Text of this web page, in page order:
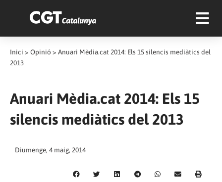
Inici > Opinió > Anuari Mèdia.cat 2014: Els 15 silencis mediàtics del
2013
Anuari Mèdia.cat 2014: Els 15
silencis mediàtics del 2013
Diumenge, 4 maig, 2014